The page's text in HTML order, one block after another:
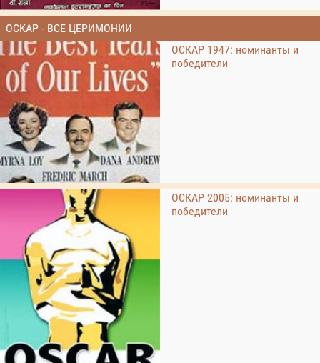
ОСКАР - ВСЕ ЦЕРИМОНИИ
ОСКАР 1947: номинанты и
победители
ОСКАР 2005: номинанты и
победители